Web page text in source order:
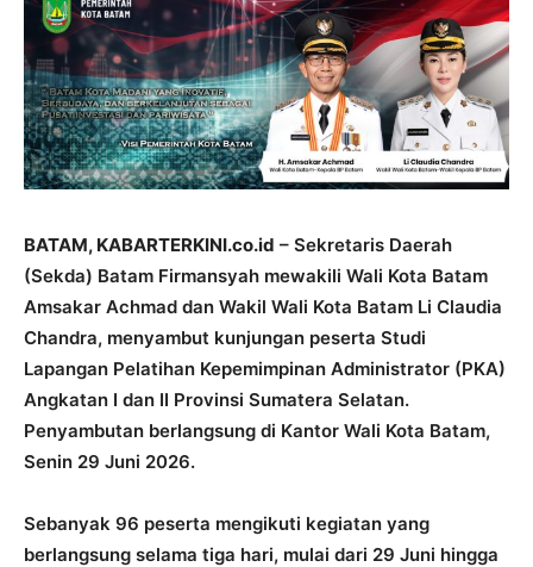
BATAM, KABARTERKINI.co.id – Sekretaris Daerah
(Sekda) Batam Firmansyah mewakili Wali Kota Batam
Amsakar Achmad dan Wakil Wali Kota Batam Li Claudia
Chandra, menyambut kunjungan peserta Studi
Lapangan Pelatihan Kepemimpinan Administrator (PKA)
Angkatan I dan II Provinsi Sumatera Selatan.
Penyambutan berlangsung di Kantor Wali Kota Batam,
Senin 29 Juni 2026.
Sebanyak 96 peserta mengikuti kegiatan yang
berlangsung selama tiga hari, mulai dari 29 Juni hingga